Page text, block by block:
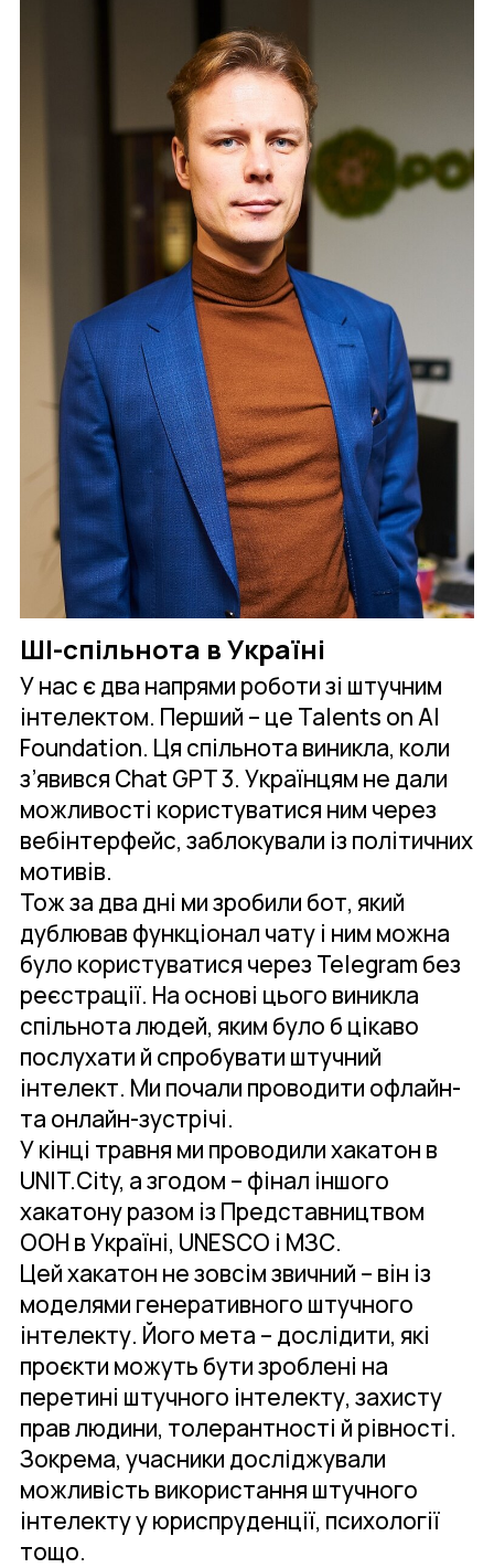
ШІ-спільнота в Україні
У нас є два напрями роботи зі штучним
інтелектом. Перший – це Talents on AI
Foundation. Ця спільнота виникла, коли
з’явився Chat GPT 3. Українцям не дали
можливості користуватися ним через
вебінтерфейс, заблокували із політичних
мотивів.
Тож за два дні ми зробили бот, який
дублював функціонал чату і ним можна
було користуватися через Telegram без
реєстрації. На основі цього виникла
спільнота людей, яким було б цікаво
послухати й спробувати штучний
інтелект. Ми почали проводити офлайн-
та онлайн-зустрічі.
У кінці травня ми проводили хакатон в
UNIT.City, а згодом – фінал іншого
хакатону разом із Представництвом
ООН в Україні, UNESCO і МЗС.
Цей хакатон не зовсім звичний – він із
моделями генеративного штучного
інтелекту. Його мета – дослідити, які
проєкти можуть бути зроблені на
перетині штучного інтелекту, захисту
прав людини, толерантності й рівності.
Зокрема, учасники досліджували
можливість використання штучного
інтелекту у юриспруденції, психології
тощо.